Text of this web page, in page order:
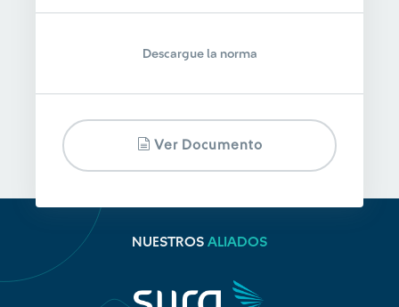
Descargue la norma
Ver Documento
NUESTROS ALIADOS